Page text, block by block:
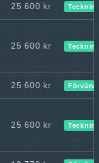
25 600 kr
25 600 kr
25 600 kr Förvärv
25 600 kr